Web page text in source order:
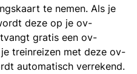
te nemen. Als je
deze op je ov-
gratis een ov-
treinreizen met deze ov-
automatisch verrekend.